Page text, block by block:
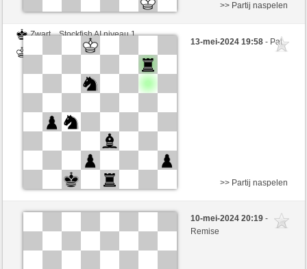
Zwart
Stockfish AI niveau 1
BarbaraAk (1276)
>> Partij naspelen
13-mei-2024 19:58- Pat
Wit
Stockfish AI niveau 1
Zwart
BarbaraAk (1246)
>> Partij naspelen
10-mei-2024 20:19-
Remise